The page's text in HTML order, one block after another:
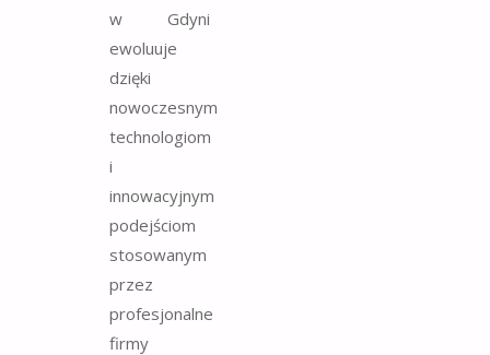
w Gdyni
ewoluuje
dzięki
nowoczesnym
technologiom
i
innowacyjnym
podejściom
stosowanym
przez
profesjonalne
firmy